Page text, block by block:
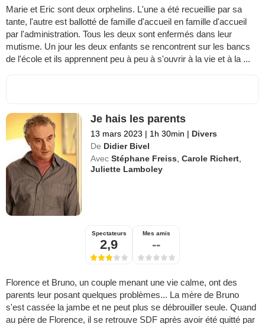
Marie et Eric sont deux orphelins. L'une a été recueillie par sa
tante, l'autre est ballotté de famille d'accueil en famille d'accueil
par l'administration. Tous les deux sont enfermés dans leur
mutisme. Un jour les deux enfants se rencontrent sur les bancs
de l'école et ils apprennent peu à peu à s'ouvrir à la vie et à la ...
Je hais les parents
13 mars 2023 | 1h 30min | Divers
De Didier Bivel
Avec Stéphane Freiss,Carole Richert,
Juliette Lamboley
Spectateurs
2,9
Mes amis
--
Florence et Bruno, un couple menant une vie calme, ont des
parents leur posant quelques problèmes... La mère de Bruno
s'est cassée la jambe et ne peut plus se débrouiller seule. Quand
au père de Florence, il se retrouve SDF après avoir été quitté par